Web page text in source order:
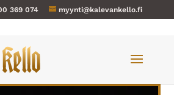
369 074 myynti@kalevankello.fi
/ Robert Roskell-001 Liverpool